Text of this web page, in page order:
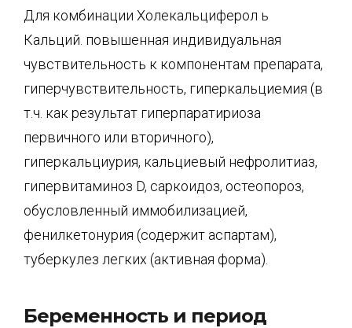
Для комбинации Холекальциферол ь
Кальций. повышенная индивидуальная
чувствительность к компонентам препарата,
гиперчувствительность, гиперкальциемия (в
т.ч. как результат гиперпаратириоза
первичного или вторичного),
гиперкальциурия, кальциевый нефролитиаз,
гипервитаминоз D, саркоидоз, остеопороз,
обусловленный иммобилизацией,
фенилкетонурия (содержит аспартам),
туберкулез легких (активная форма).
Беременность и период